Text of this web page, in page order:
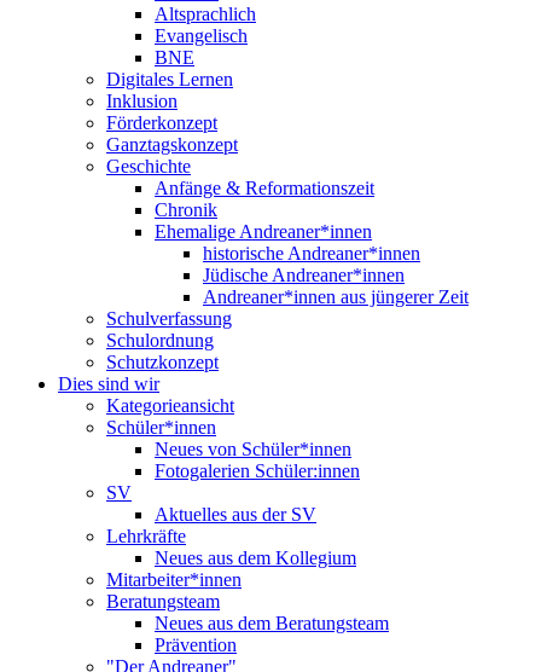
Altsprachlich
Evangelisch
BNE
Digitales Lernen
Inklusion
Förderkonzept
Ganztagskonzept
Geschichte
Anfänge & Reformationszeit
Chronik
Ehemalige Andreaner*innen
historische Andreaner*innen
Jüdische Andreaner*innen
Andreaner*innen aus jüngerer Zeit
Schulverfassung
Schulordnung
Schutzkonzept
Dies sind wir
Kategorieansicht
Schüler*innen
Neues von Schüler*innen
Fotogalerien Schüler:innen
SV
Aktuelles aus der SV
Lehrkräfte
Neues aus dem Kollegium
Mitarbeiter*innen
Beratungsteam
Neues aus dem Beratungsteam
Prävention
"Der Andreaner"